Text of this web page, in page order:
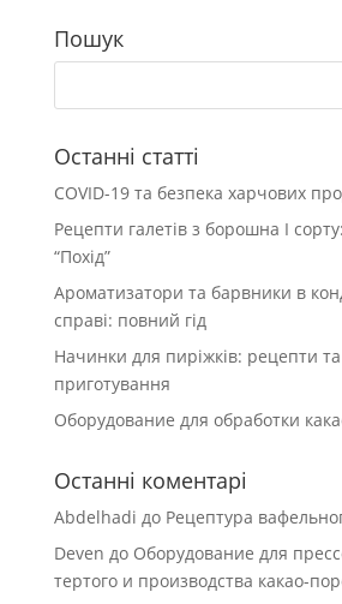
Пошук
Останні статті
COVID-19 та безпека харчових
Рецепти галетів з борошна І
“Похід”
Ароматизатори та барвники в
справі: повний гід
Начинки для пиріжків: рецепти
приготування
Оборудование для обработки
Останні коментарі
Abdelhadi до Рецептура
Deven до Оборудование для
тертого и производства какао-